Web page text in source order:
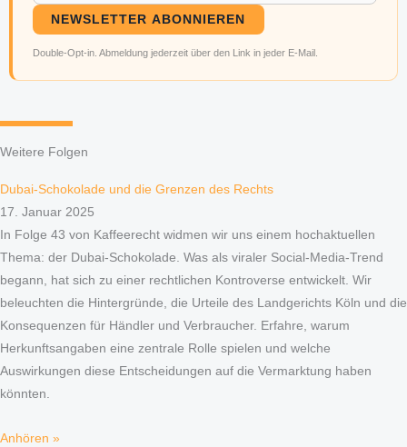
NEWSLETTER ABONNIEREN
Double-Opt-in. Abmeldung jederzeit über den Link in jeder E-Mail.
Weitere Folgen
Dubai-Schokolade und die Grenzen des Rechts
17. Januar 2025
In Folge 43 von Kaffeerecht widmen wir uns einem hochaktuellen
Thema: der Dubai-Schokolade. Was als viraler Social-Media-Trend
begann, hat sich zu einer rechtlichen Kontroverse entwickelt. Wir
beleuchten die Hintergründe, die Urteile des Landgerichts Köln und die
Konsequenzen für Händler und Verbraucher. Erfahre, warum
Herkunftsangaben eine zentrale Rolle spielen und welche
Auswirkungen diese Entscheidungen auf die Vermarktung haben
könnten.
Anhören »